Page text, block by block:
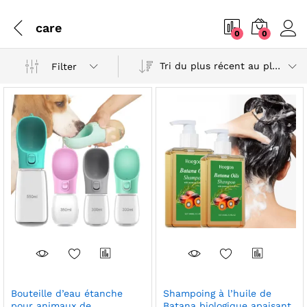
care 0 0
Filter Tri du plus récent au plus ancien
Bouteille d’eau étanche
Shampoing à l’huile de